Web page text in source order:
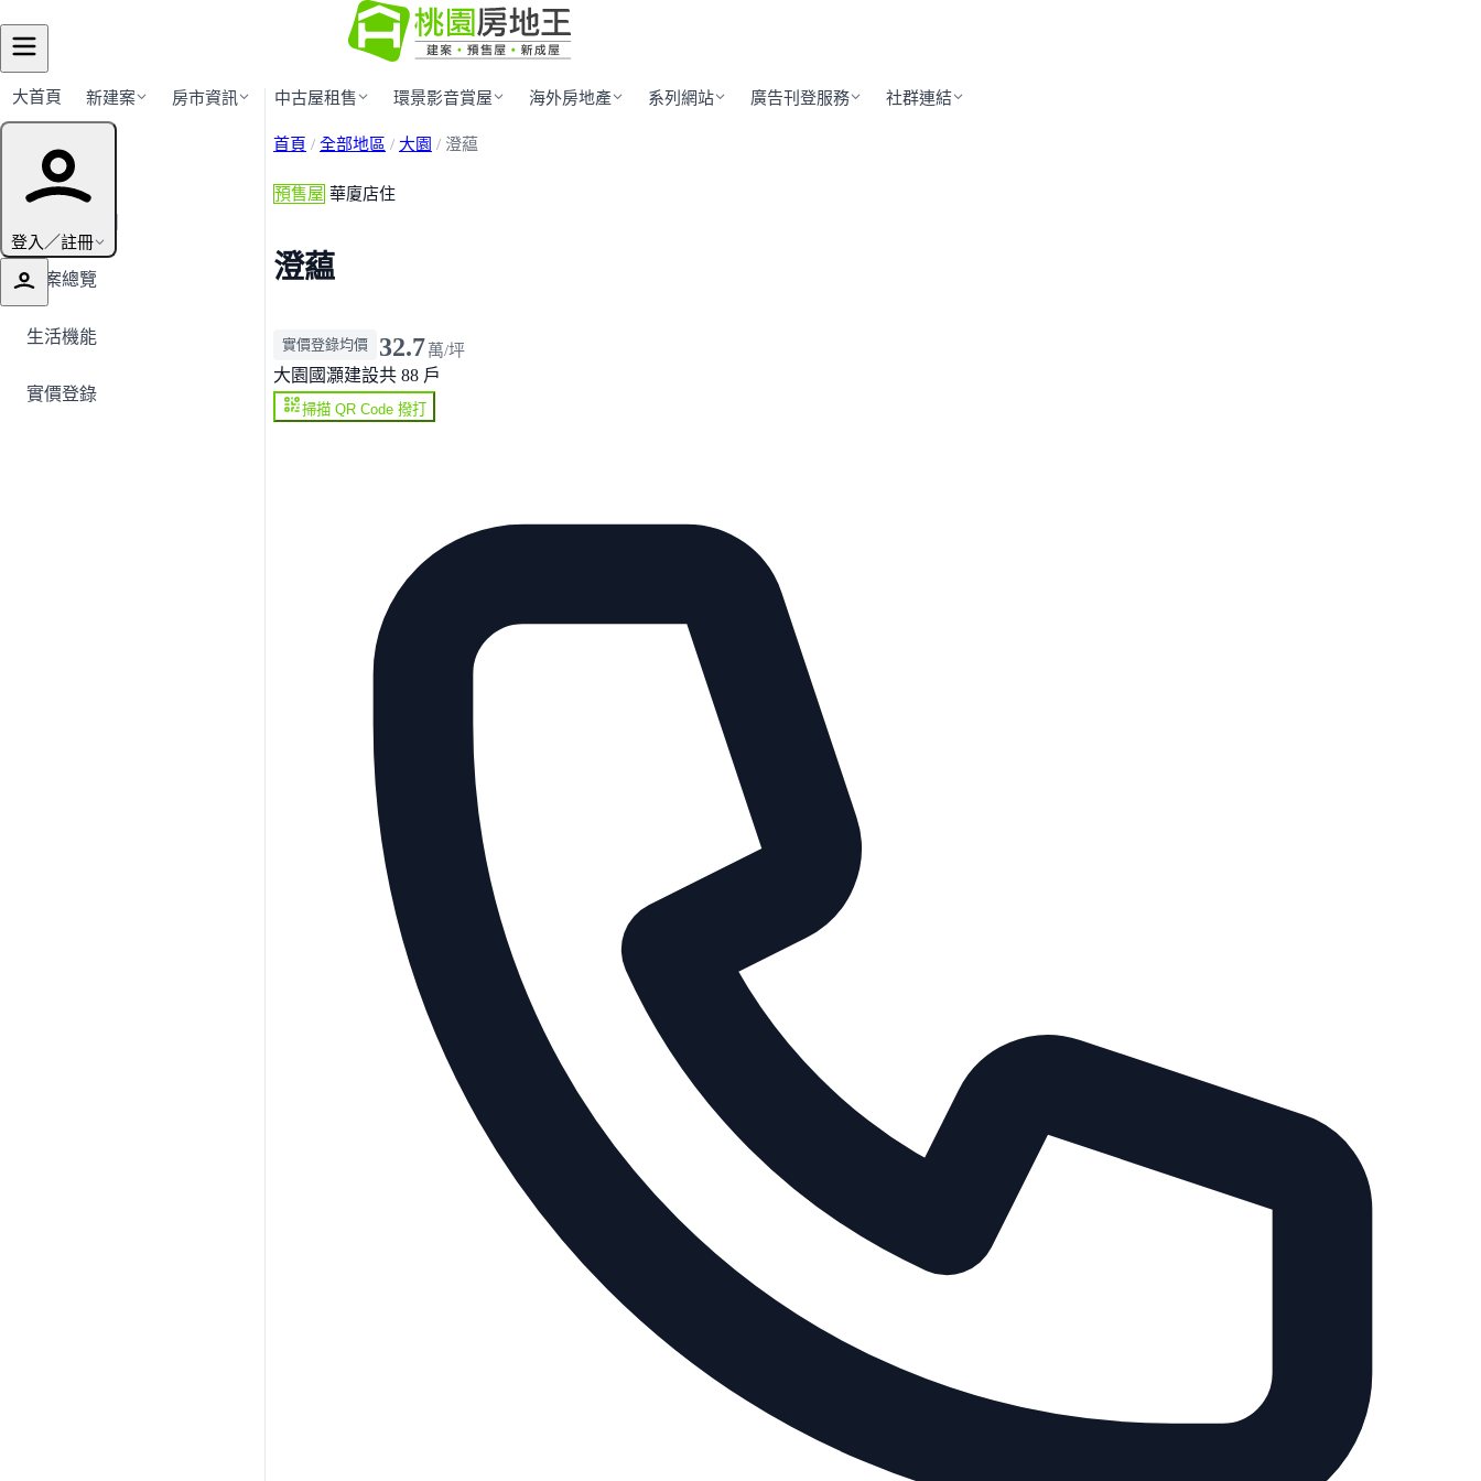
大首頁 新建案 房市資訊 中古屋租售 環景影音賞屋 海外房地產 系列網站 廣告刊登服務 社群連結
登入／註冊
建案導覽
建案總覽
生活機能
實價登錄
首頁 / 全部地區 / 大園 / 澄藴
預售屋 華廈店住
澄藴
實價登錄均價 32.7萬/坪
大園 國灝建設共 88 戶
掃描 QR Code 撥打